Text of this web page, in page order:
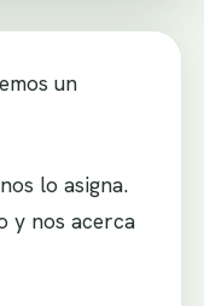
un
lo asigna.
y nos acerca